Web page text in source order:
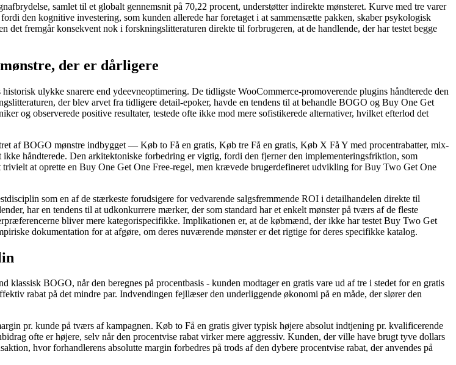
samlet til et globalt gennemsnit på 70,22 procent, understøtter indirekte mønsteret. Kurve med tre varer
den kognitive investering, som kunden allerede har foretaget i at sammensætte pakken, skaber psykologisk
fremgår konsekvent nok i forskningslitteraturen direkte til forbrugeren, at de handlende, der har testet begge
der er dårligere
ulykke snarere end ydeevneoptimering. De tidligste WooCommerce-promoverende plugins håndterede den
der blev arvet fra tidligere detail-epoker, havde en tendens til at behandle BOGO og Buy One Get
og observerede positive resultater, testede ofte ikke mod mere sofistikerede alternativer, hvilket efterlod det
af BOGO mønstre indbygget — Køb to Få en gratis, Køb tre Få en gratis, Køb X Få Y med procentrabatter, mix-
håndterede. Den arkitektoniske forbedring er vigtig, fordi den fjerner den implementeringsfriktion, som
at oprette en Buy One Get One Free-regel, men krævede brugerdefineret udvikling for Buy Two Get One
som en af ​​de stærkeste forudsigere for vedvarende salgsfremmende ROI i detailhandelen direkte til
har en tendens til at udkonkurrere mærker, der som standard har et enkelt mønster på tværs af de fleste
bliver mere kategorispecifikke. Implikationen er, at de købmænd, der ikke har testet Buy Two Get
dokumentation for at afgøre, om deres nuværende mønster er det rigtige for deres specifikke katalog.
BOGO, når den beregnes på procentbasis - kunden modtager en gratis vare ud af tre i stedet for en gratis
rabat på det mindre par. Indvendingen fejllæser den underliggende økonomi på en måde, der slører den
pr. kunde på tværs af kampagnen. Køb to Få en gratis giver typisk højere absolut indtjening pr. kvalificerende
ofte er højere, selv når den procentvise rabat virker mere aggressiv. Kunden, der ville have brugt tyve dollars
hvor forhandlerens absolutte margin forbedres på trods af den dybere procentvise rabat, der anvendes på